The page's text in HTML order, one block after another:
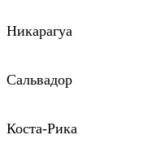
Никарагуа
Сальвадор
Коста-Рика